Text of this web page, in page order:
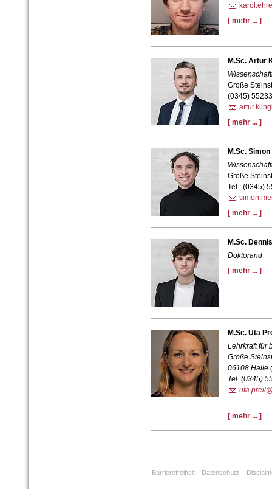
[ mehr ... ]
M.Sc. Artur
Große
(0345)
[ mehr ... ]
M.Sc.
Große
Tel.: (0345)
[ mehr ... ]
M.Sc.
Doktorand
[ mehr ... ]
M.Sc. Uta
Lehrkraft für
Große
06108 Halle
Tel. (0345)
[ mehr ... ]
Barrierefreiheit Datenschutz